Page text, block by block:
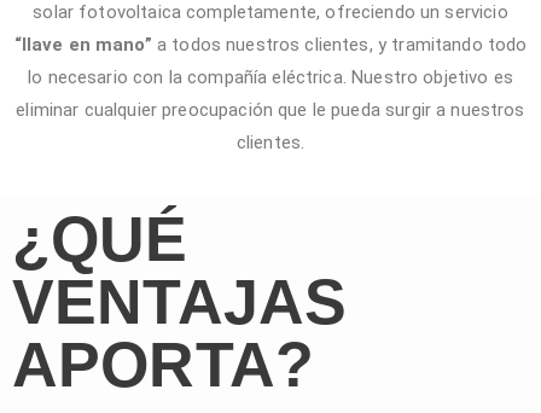
solar fotovoltaica completamente, ofreciendo un servicio
“llave en mano” a todos nuestros clientes, y tramitando todo
lo necesario con la compañía eléctrica. Nuestro objetivo es
eliminar cualquier preocupación que le pueda surgir a nuestros
clientes.
¿QUÉ
VENTAJAS
APORTA?